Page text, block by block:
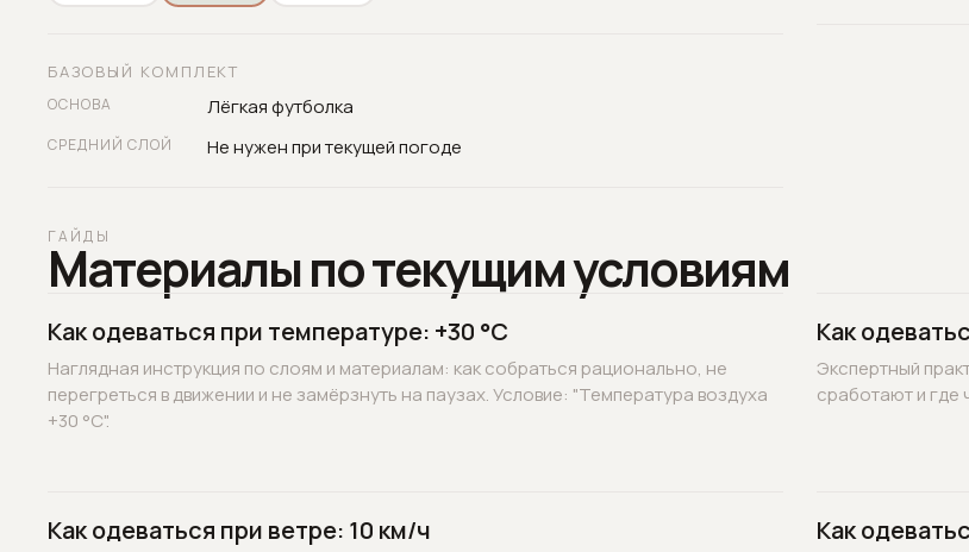
БАЗОВЫЙ КОМПЛЕКТ
ОСНОВА Лёгкая футболка
СРЕДНИЙ СЛОЙ Не нужен при текущей погоде
ГАЙДЫ
Материалы по текущим условиям
Как одеваться при температуре: +30 °C
Наглядная инструкция по слоям и материалам: как собраться рационально, не
перегреться в движении и не замёрзнуть на паузах. Условие: "Температура воздуха
+30 °C".
Как
Экспертный
сработают и где
Как одеваться при ветре: 10 км/ч Как